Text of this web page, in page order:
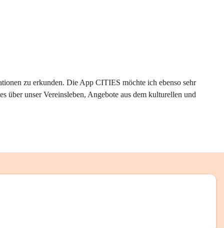
zu erkunden. Die App CITIES möchte ich ebenso sehr
über unser Vereinsleben, Angebote aus dem kulturellen und